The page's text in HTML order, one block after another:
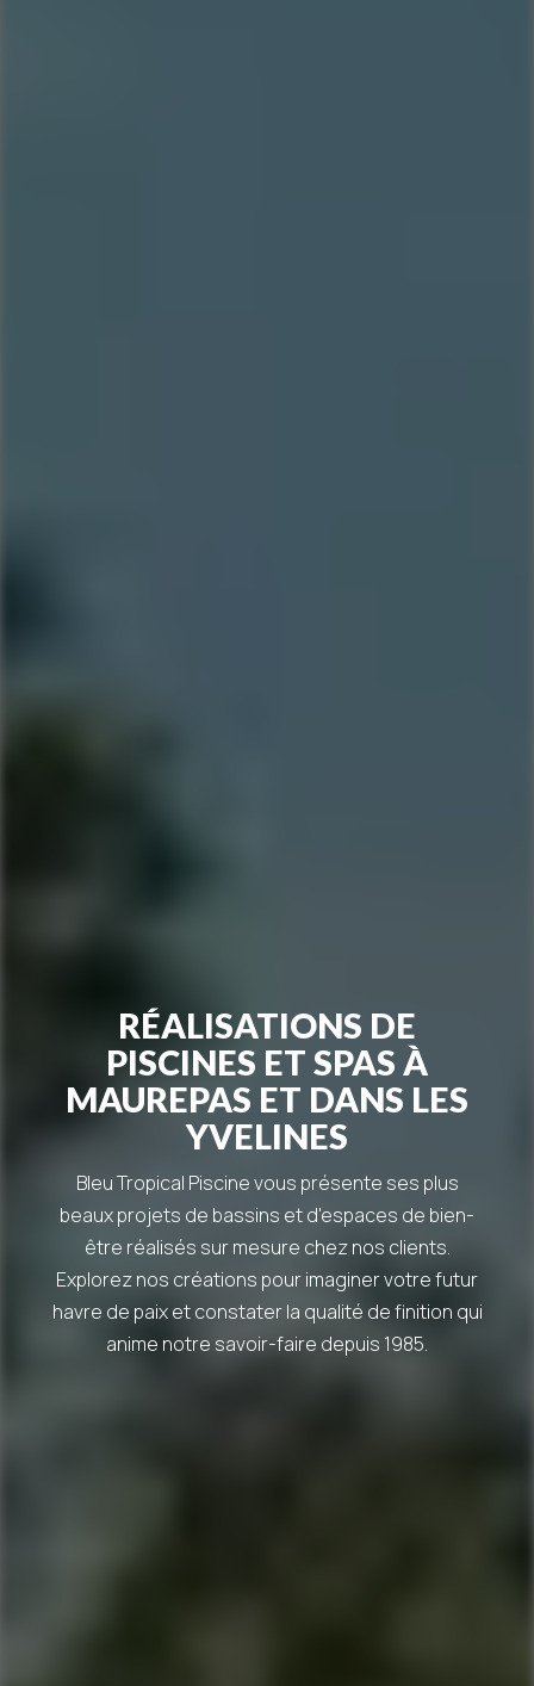
RÉALISATIONS DE
PISCINES ET SPAS À
MAUREPAS ET DANS LES
YVELINES
Bleu Tropical Piscine vous présente ses plus
beaux projets de bassins et d'espaces de bien-
être réalisés sur mesure chez nos clients.
Explorez nos créations pour imaginer votre futur
havre de paix et constater la qualité de finition qui
anime notre savoir-faire depuis 1985.